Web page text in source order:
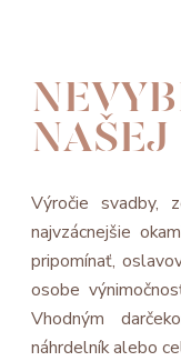
Výročie svadby,
najvzácnejšie
pripomínať,
osobe
Vhodným
náhrdelník alebo